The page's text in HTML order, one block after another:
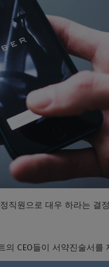
직원으로 대우 하라는 결
CEO들이 서약진술서를